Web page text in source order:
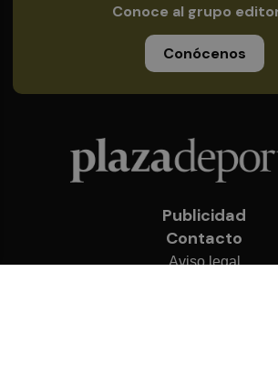
Conoce al grupo
Conócenos
Publicidad
Contacto
Aviso legal